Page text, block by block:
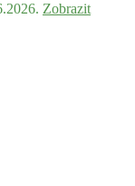
Zobrazit